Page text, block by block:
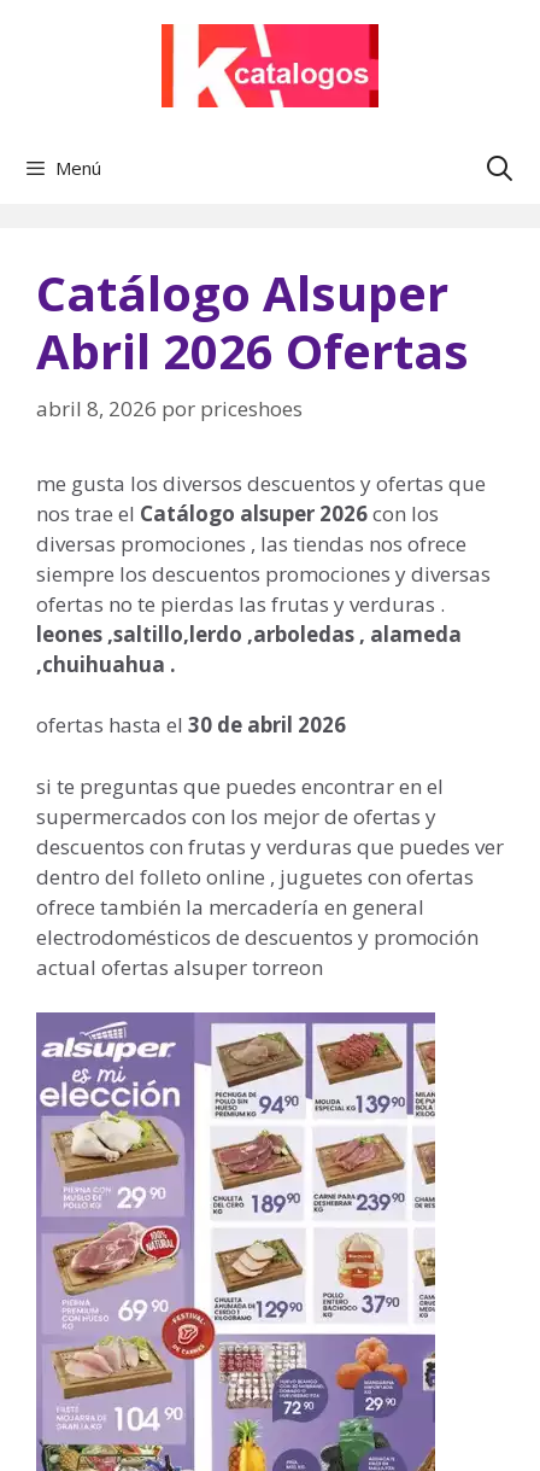
Menú
Catálogo Alsuper
Abril 2026 Ofertas
abril 8, 2026 por priceshoes
me gusta los diversos descuentos y ofertas que
nos trae el Catálogo alsuper 2026con los
diversas promociones , las tiendas nos ofrece
siempre los descuentos promociones y diversas
ofertas no te pierdas las frutas y verduras .
leones ,saltillo,lerdo ,arboledas , alameda
,chuihuahua .
ofertas hasta el 30 de abril 2026
si te preguntas que puedes encontrar en el
supermercados con los mejor de ofertas y
descuentos con frutas y verduras que puedes ver
dentro del folleto online , juguetes con ofertas
ofrece también la mercadería en general
electrodomésticos de descuentos y promoción
actual ofertas alsuper torreon